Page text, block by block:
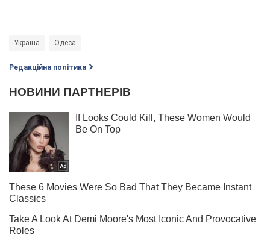
Україна Одеса
Редакційна політика